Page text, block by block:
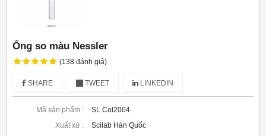
Ống so màu Nessler
(138 đánh giá)
SHARE TWEET LINKEDIN
Mã sản phẩm :
SL.Col2004
Xuất xứ :
Scilab Hàn Quốc